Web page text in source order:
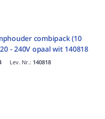
combipack (10
- 240V opaal wit 140818
Lev. Nr.: 140818